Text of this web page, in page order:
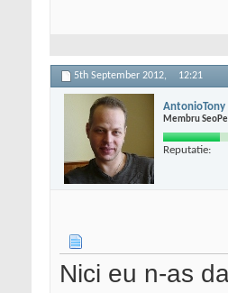
5th September 2012, 12:21
AntonioTony
Membru
Reputatie:
Nici eu n-as